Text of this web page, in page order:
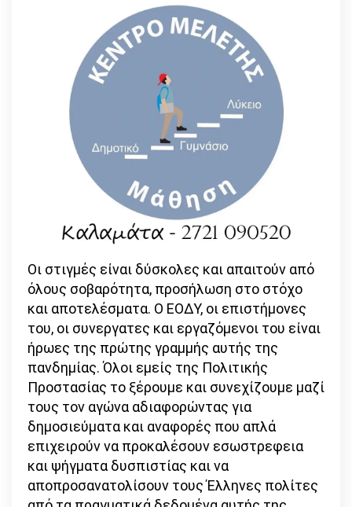
Οι στιγμές είναι δύσκολες και απαιτούν από
όλους σοβαρότητα, προσήλωση στο στόχο
και αποτελέσματα. Ο ΕΟΔΥ, οι επιστήμονες
του, οι συνεργατες και εργαζόμενοι του είναι
ήρωες της πρώτης γραμμής αυτής της
πανδημίας. Όλοι εμείς της Πολιτικής
Προστασίας το ξέρουμε και συνεχίζουμε μαζί
τους τον αγώνα αδιαφορώντας για
δημοσιεύματα και αναφορές που απλά
επιχειρούν να προκαλέσουν εσωστρεφεια
και ψήγματα δυσπιστίας και να
αποπροσανατολίσουν τους Έλληνες πολίτες